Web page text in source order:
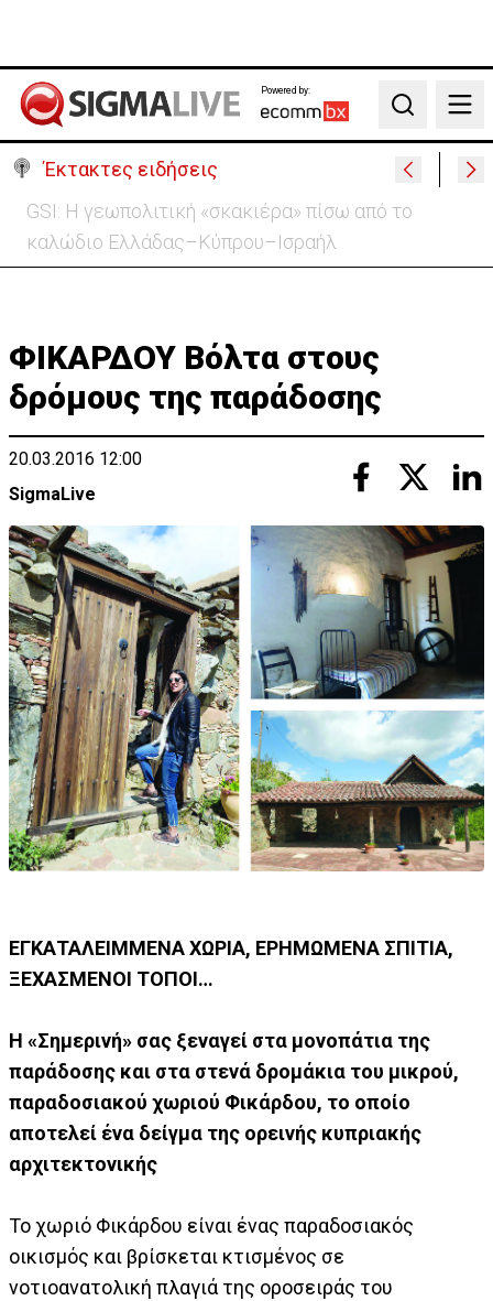
Powered by:
Search
Έκτακτες ειδήσεις
Συντριβή ελικοπτέρου σε βουνοπλαγιά στο Ρίο ντε
Τζανέιρο - 4 νεκροί (BINTEO)
ΦΙΚΑΡΔΟΥ Βόλτα στους
δρόμους της παράδοσης
20.03.2016 12:00
SigmaLive
ΕΓΚΑΤΑΛΕΙΜΜΕΝΑ ΧΩΡΙΑ, ΕΡΗΜΩΜΕΝΑ ΣΠΙΤΙΑ,
ΞΕΧΑΣΜΕΝΟΙ ΤΟΠΟΙ…
Η «Σημερινή» σας ξεναγεί στα μονοπάτια της
παράδοσης και στα στενά δρομάκια του μικρού,
παραδοσιακού χωριού Φικάρδου, το οποίο
αποτελεί ένα δείγμα της ορεινής κυπριακής
αρχιτεκτονικής
Το χωριό Φικάρδου είναι ένας παραδοσιακός
οικισμός και βρίσκεται κτισμένος σε
νοτιοανατολική πλαγιά της οροσειράς του